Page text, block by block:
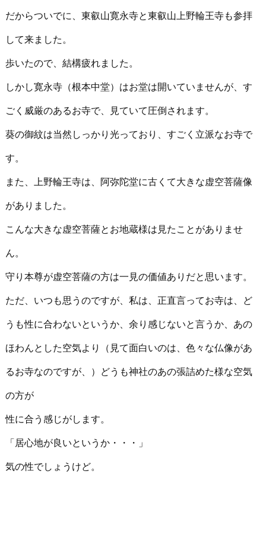
だからついでに、東叡山寛永寺と東叡山上野輪王寺も参拝
して来ました。
歩いたので、結構疲れました。
しかし寛永寺（根本中堂）はお堂は開いていませんが、す
ごく威厳のあるお寺で、見ていて圧倒されます。
葵の御紋は当然しっかり光っており、すごく立派なお寺で
す。
また、上野輪王寺は、阿弥陀堂に古くて大きな虚空菩薩像
がありました。
こんな大きな虚空菩薩とお地蔵様は見たことがありませ
ん。
守り本尊が虚空菩薩の方は一見の価値ありだと思います。
ただ、いつも思うのですが、私は、正直言ってお寺は、ど
うも性に合わないというか、余り感じないと言うか、あの
ほわんとした空気より（見て面白いのは、色々な仏像があ
るお寺なのですが、）どうも神社のあの張詰めた様な空気
の方が
性に合う感じがします。
「居心地が良いというか・・・」
気の性でしょうけど。